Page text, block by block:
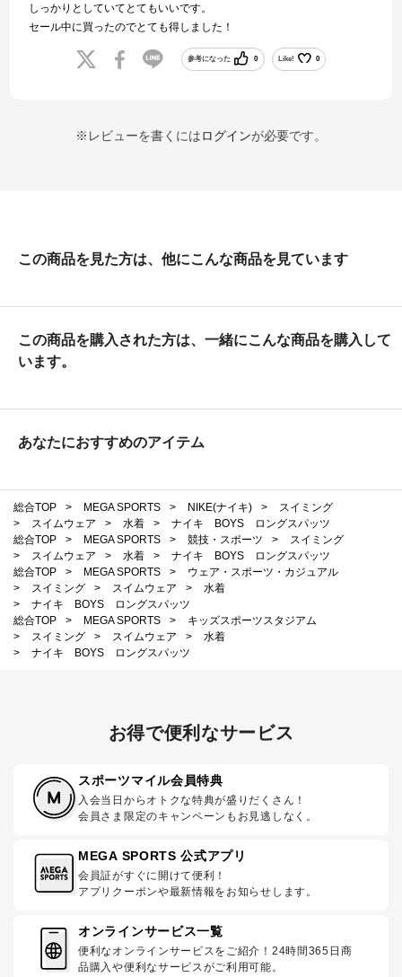
しっかりとしていてとてもいいです。
セール中に買ったのでとても得しました！
参考になった 0 Like! 0
※レビューを書くにはログインが必要です。
この商品を見た方は、他にこんな商品を見ています
この商品を購入された方は、一緒にこんな商品を購入して
います。
あなたにおすすめのアイテム
総合TOP > MEGA SPORTS > NIKE(ナイキ) >
スイミング
>
スイムウェア > 水着 >
ナイキ BOYS ロングスパッツ
総合TOP
> MEGA SPORTS > 競技・スポーツ >
スイミング
>
スイムウェア > 水着 >
ナイキ BOYS ロングスパッツ
総合TOP
> MEGA SPORTS >
ウェア・スポーツ・カジュアル
>
スイミング > スイムウェア >
水着
>
ナイキ BOYS ロングスパッツ
総合TOP
> MEGA SPORTS >
キッズスポーツスタジアム
>
スイミング > スイムウェア >
水着
>
ナイキ BOYS ロングスパッツ
お得で便利なサービス
スポーツマイル会員特典
入会当日からオトクな特典が盛りだくさん！
会員さま限定のキャンペーンもお見逃しなく。
MEGA SPORTS 公式アプリ
会員証がすぐに開けて便利！
アプリクーポンや最新情報をお知らせします。
オンラインサービス一覧
便利なオンラインサービスをご紹介！24時間365日商
品購入や便利なサービスがご利用可能。